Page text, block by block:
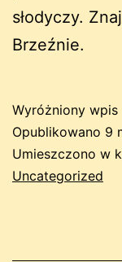
słodyczy.
Brzeźnie.
Wyróżniony wpis
Opublikowano 9
Umieszczono w
Uncategorized